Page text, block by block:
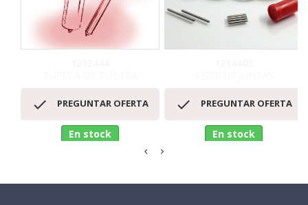
 PREGUNTAR OFERTA
En stock
 PREGUNTAR OFERTA
En stock